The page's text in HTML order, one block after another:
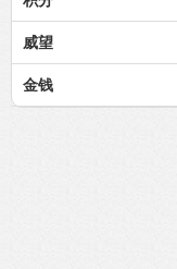
威望
金钱